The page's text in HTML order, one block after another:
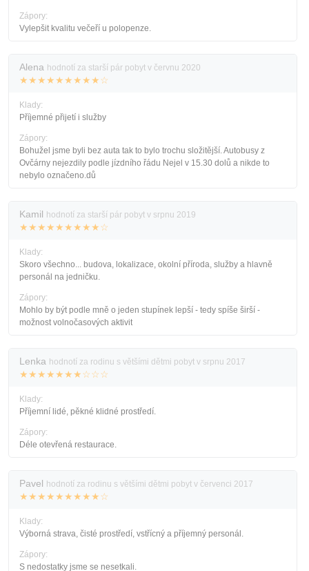
Zápory:
Vylepšit kvalitu večeří u polopenze.
Alena hodnotí za starší pár pobyt v červnu 2020
★★★★★★★★★☆
Klady:
Příjemné přijetí i služby
Zápory:
Bohužel jsme byli bez auta tak to bylo trochu složitější. Autobusy z
Ovčárny nejezdily podle jízdního řádu Nejel v 15.30 dolů a nikde to
nebylo označeno.dů
Kamil hodnotí za starší pár pobyt v srpnu 2019
★★★★★★★★★☆
Klady:
Skoro všechno... budova, lokalizace, okolní příroda, služby a hlavně
personál na jedničku.
Zápory:
Mohlo by být podle mně o jeden stupínek lepší - tedy spíše širší -
možnost volnočasových aktivit
Lenka hodnotí za rodinu s většími dětmi pobyt v srpnu 2017
★★★★★★★☆☆☆
Klady:
Příjemní lidé, pěkné klidné prostředí.
Zápory:
Déle otevřená restaurace.
Pavel hodnotí za rodinu s většími dětmi pobyt v červenci 2017
★★★★★★★★★☆
Klady:
Výborná strava, čisté prostředí, vstřícný a příjemný personál.
Zápory:
S nedostatky jsme se nesetkali.